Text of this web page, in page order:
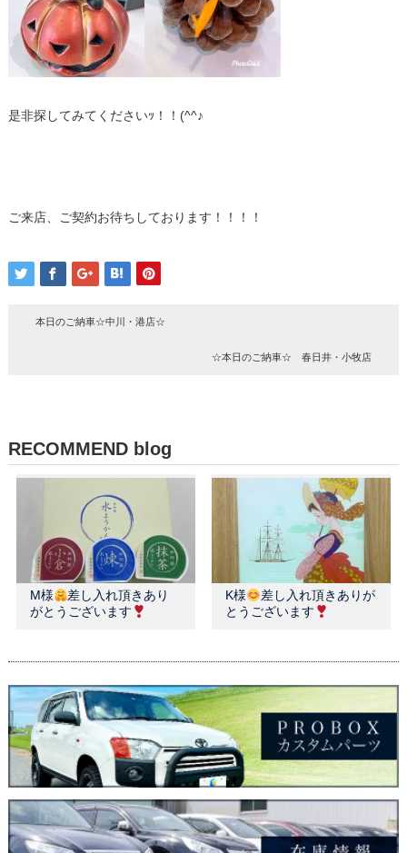
是非探してみてくださいｯ！！(^^♪
ご来店、ご契約お待ちしております！！！！
本日のご納車☆中川・港店☆
☆本日のご納車☆ 春日井・小牧店
RECOMMEND blog
M様
差し入れ頂きあり
がとうございます
K様
差し入れ頂きありが
とうございます